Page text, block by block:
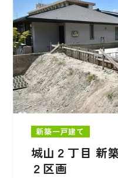
新築一戸建て
城山２丁目 新
２区画